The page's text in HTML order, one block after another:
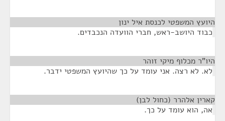
היועץ המשפטי לכנסת איל ינון
כבוד היושב-ראש, חברי הוועדה הנכבדים.
היו"ר מכלוף מיקי זוהר
לא. לא רצה. אני עומד על כך שהיועץ המשפטי ידבר.
קארין אלהרר (כחול לבן)
אה, הוא עומד על כך.